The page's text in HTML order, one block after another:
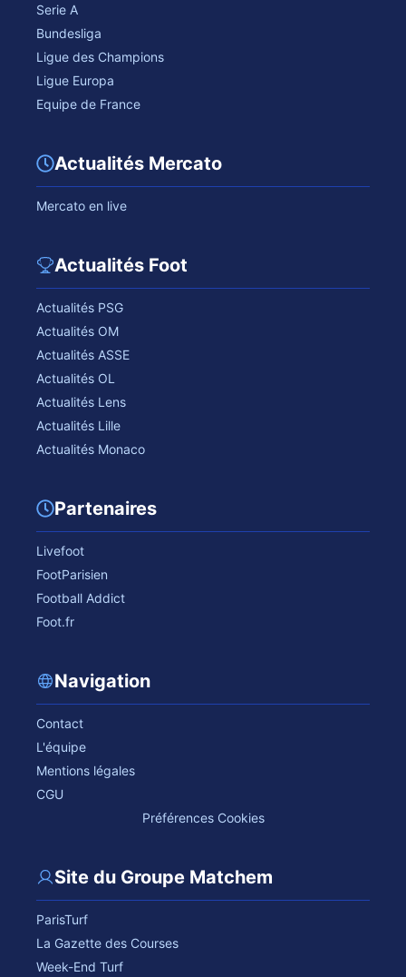
Serie A
Bundesliga
Ligue des Champions
Ligue Europa
Equipe de France
Actualités Mercato
Mercato en live
Actualités Foot
Actualités PSG
Actualités OM
Actualités ASSE
Actualités OL
Actualités Lens
Actualités Lille
Actualités Monaco
Partenaires
Livefoot
FootParisien
Football Addict
Foot.fr
Navigation
Contact
L'équipe
Mentions légales
CGU
Préférences Cookies
Site du Groupe Matchem
ParisTurf
La Gazette des Courses
Week-End Turf